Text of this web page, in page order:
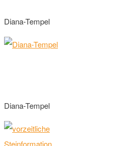
Diana-Tempel
Diana-Tempel